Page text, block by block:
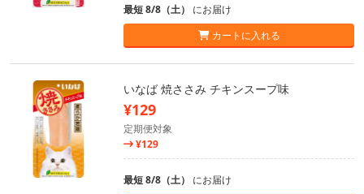
最短 8/8（土） にお届け
カートに入れる
いなば 焼ささみ チキンスープ味
¥129
定期便対象
¥129
最短 8/8（土） にお届け